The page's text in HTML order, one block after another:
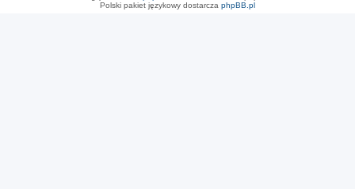
Polski pakiet językowy dostarcza phpBB.pl